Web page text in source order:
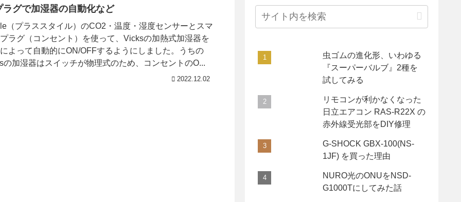
ラグで加湿器の自動化など
（プラススタイル）のCO2・温度・湿度センサーとスマ
ラグ（コンセント）を使って、Vicksの加熱式加湿器を
よって自動的にON/OFFするようにしました。うちの
の加湿器はスイッチが物理式のため、コンセントのO...
2022.12.02
虫ゴムの進化形、いわゆる
『スーパーバルブ』2種を
試してみる
リモコンが利かなくなった
日立エアコン RAS-R22X の
赤外線受光部をDIY修理
G-SHOCK GBX-100(NS-
1JF) を買った理由
NURO光のONUをNSD-
G1000Tにしてみた話